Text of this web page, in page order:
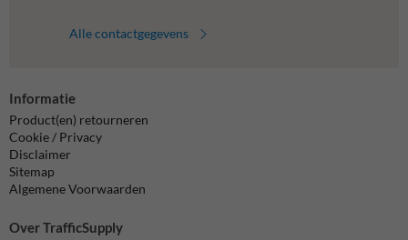
Alle contactgegevens
Informatie
Product(en) retourneren
Cookie / Privacy
Disclaimer
Sitemap
Algemene Voorwaarden
Over TrafficSupply